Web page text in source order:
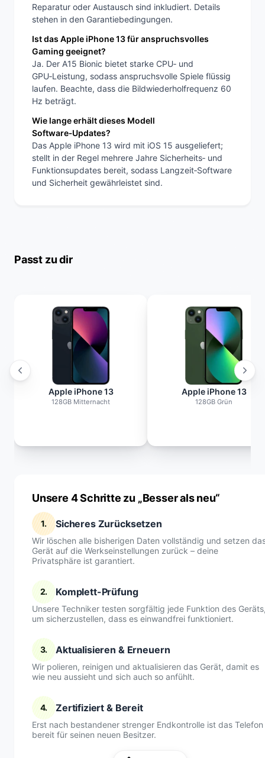
Reparatur oder Austausch sind inkludiert. Details
stehen in den Garantiebedingungen.
Ist das Apple iPhone 13 für anspruchsvolles
Gaming geeignet?
Ja. Der A15 Bionic bietet starke CPU‑ und
GPU‑Leistung, sodass anspruchsvolle Spiele flüssig
laufen. Beachte, dass die Bildwiederholfrequenz 60
Hz beträgt.
Wie lange erhält dieses Modell
Software‑Updates?
Das Apple iPhone 13 wird mit iOS 15 ausgeliefert;
stellt in der Regel mehrere Jahre Sicherheits‑ und
Funktionsupdates bereit, sodass Langzeit‑Software
und Sicherheit gewährleistet sind.
Passt zu dir
Apple iPhone 13
128GB Mitternacht
Apple iPhone 13
128GB Grün
Unsere 4 Schritte zu „Besser als neu“
1. Sicheres Zurücksetzen
Wir löschen alle bisherigen Daten vollständig und setzen
Gerät auf die Werkseinstellungen zurück – deine
Privatsphäre ist garantiert.
2. Komplett-Prüfung
Unsere Techniker testen sorgfältig jede Funktion des
um sicherzustellen, dass es einwandfrei funktioniert.
3. Aktualisieren & Erneuern
Wir polieren, reinigen und aktualisieren das Gerät, damit es
wie neu aussieht und sich auch so anfühlt.
4. Zertifiziert & Bereit
Erst nach bestandener strenger Endkontrolle ist das Telefon
bereit für seinen neuen Besitzer.